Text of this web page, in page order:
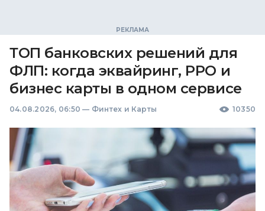
ТОП банковских решений для
ФЛП: когда эквайринг, РРО и
бизнес карты в одном сервисе
04.08.2026, 06:50 — Финтех и Карты 10350